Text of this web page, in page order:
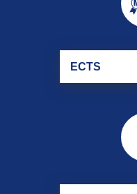
ECTS